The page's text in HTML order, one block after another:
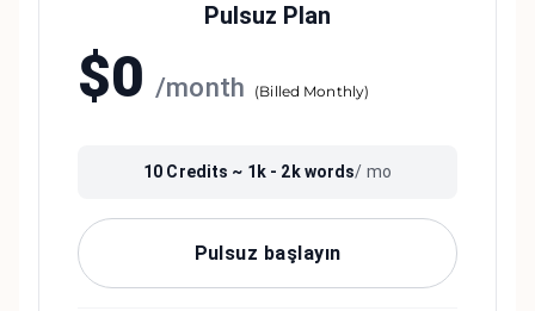
Pulsuz Plan
$0 /month (Billed Monthly)
10 Credits ~ 1k - 2kwords/ mo
Pulsuz başlayın